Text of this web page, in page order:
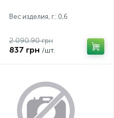
Вес изделия, г.: 0,6
2 090.90 грн
837 грн /шт.